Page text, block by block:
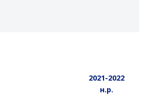
2021-2022
н.р.